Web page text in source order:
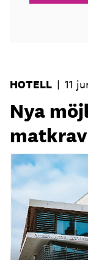
HOTELL | 11
Nya
matkrav
Tobias Lillrud